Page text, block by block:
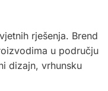
rješenja. Brend
u području
dizajn, vrhunsku